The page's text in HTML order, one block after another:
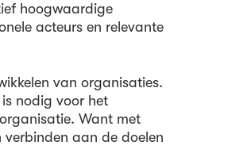
hoogwaardige
acteurs en relevante
van organisaties.
nodig voor het
Want met
aan de doelen